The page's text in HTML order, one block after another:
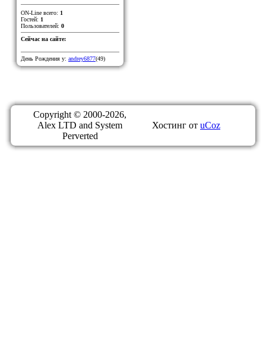
ON-Line всего: 1
Гостей: 1
Пользователей: 0
Сейчас на сайте:
День Рождения у: andrey6877(49)
Copyright © 2000-2026,
Alex LTD and System
Perverted
Хостинг от uCoz